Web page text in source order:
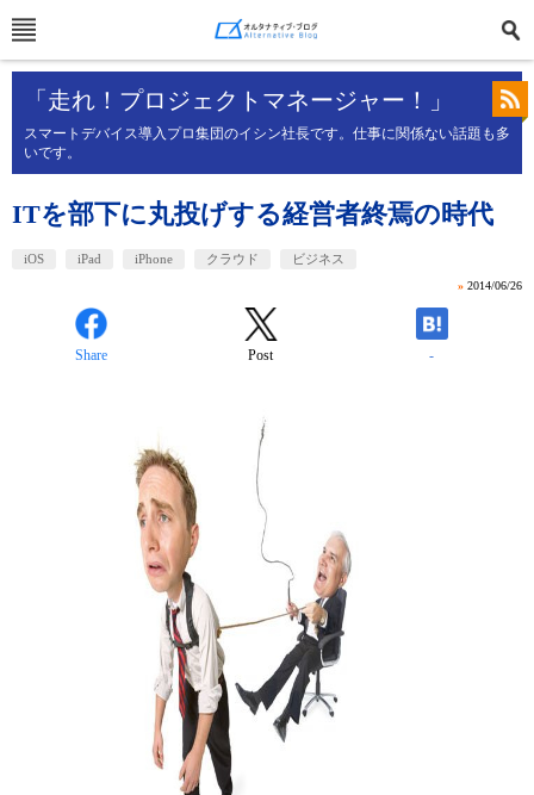
「走れ！プロジェクトマネージャー！」
スマートデバイス導入プロ集団のイシン社長です。仕事に関係ない話題も多
いです。
ITを部下に丸投げする経営者終焉の時代
iOS iPad iPhone クラウド ビジネス
» 2014/06/26
Share Post -